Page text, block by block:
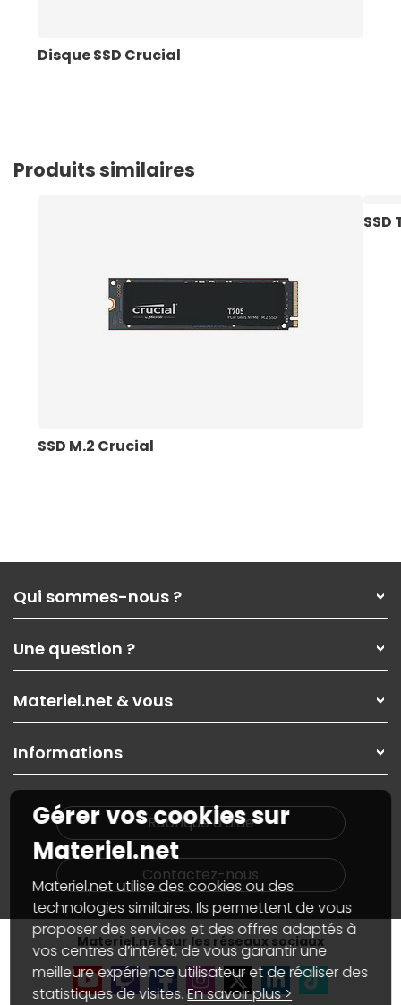
Disque SSD Crucial
Produits similaires
SSD M.2 Crucial
Qui sommes-nous ?
Nos services
Les magasins Materiel.net
Nos solutions pour les pros
Contactez-nous
Une question ?
Paiement, livraison
Garanties,Pack Zen
SAV, demander un retour
Informations
Materiel.net & vous
On rachète votre carte graphique
PC sur mesure : Votre RDV personnalisé
Notre démarche écologique
Materiel.net recrute
Notre programme d'affiliation
Partenariat & Sponsoring
Informations
Plan du site
Nos marques
Conditions générales de vente
Marketplace
Informations légales
Données personnelles etcookies
Gérer vos cookies
Accessibilité : non conforme
Rubrique d'aide
Contactez-nous
Materiel.net sur les réseaux sociaux
Gérer vos cookies sur
Materiel.net
Materiel.net utilise des cookies ou des
technologies similaires. Ils permettent de vous
proposer des services et des offres adaptés à
vos centres d’intérêt, de vous garantir une
meilleure expérience utilisateur et de réaliser des
statistiques de visites.En savoir plus >